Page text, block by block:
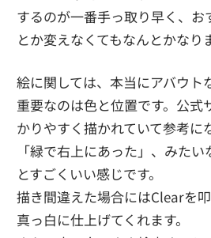
するのが一番手っ取り早く、お
とか変えなくてもなんとかなり
絵に関しては、本当にアバウト
重要なのは色と位置です。公式
かりやすく描かれていて参考に
「緑で右上にあった」、みた
とすごくいい感じです。
描き間違えた場合にはClearを
真っ白に仕上げてくれます。